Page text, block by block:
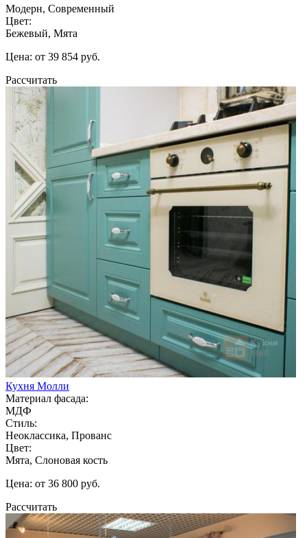
Модерн, Современный
Цвет:
Бежевый, Мята
Цена: от 39 854 руб.
Рассчитать
Кухня Молли
Материал фасада:
МДФ
Стиль:
Неоклассика, Прованс
Цвет:
Мята, Слоновая кость
Цена: от 36 800 руб.
Рассчитать